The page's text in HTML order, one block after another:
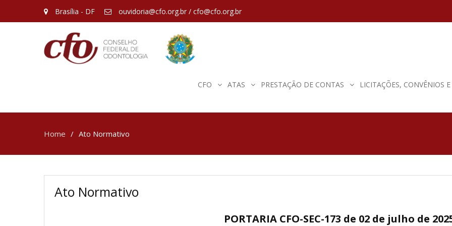
Brasília - DF ouvidoria@cfo.org.br / cfo@cfo.org.br
CFO ATAS PRESTAÇÃO DE CONTAS LICITAÇÕES, CONVÊNIOS
Home Ato Normativo
Ato Normativo
PORTARIA CFO-SEC-173 de 02 de julho de